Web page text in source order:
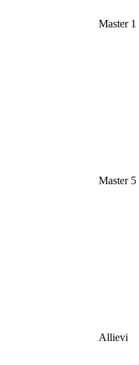
Master 1
Master 5
Allievi